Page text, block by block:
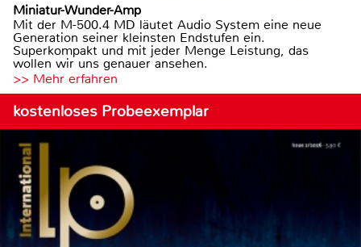
Miniatur-Wunder-Amp
Mit der M-500.4 MD läutet Audio System eine neue
Generation seiner kleinsten Endstufen ein.
Superkompakt und mit jeder Menge Leistung, das
wollen wir uns genauer ansehen.
>> Mehr erfahren
kostenloses Probeexemplar